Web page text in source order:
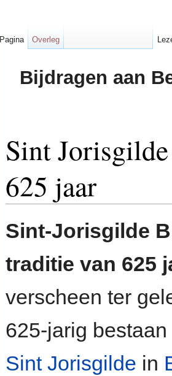
Bijdragen aan
Sint
625 jaar
Sint-Jorisgilde
traditie van 625
verscheen ter
625-jarig
Sint Jorisgilde in
Pagina Overleg